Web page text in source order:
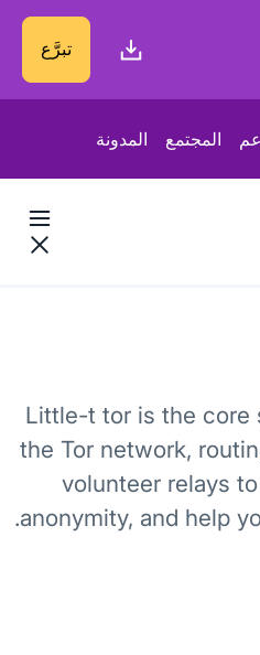
تبرَّع
المجتمع المدونة
Little-t tor is the core
the Tor network,
volunteer relays
anonymity, and help